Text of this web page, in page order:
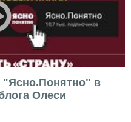
"Ясно.Понятно" в
Олеси